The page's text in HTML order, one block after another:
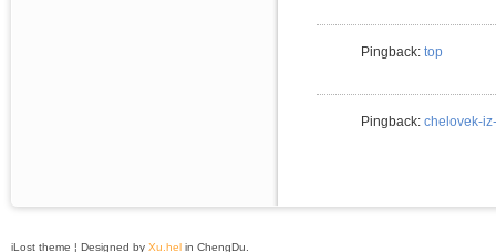
Pingback: top
Pingback: chelovek-
iLost theme ¦ Designed by Xu.hel in ChengDu.